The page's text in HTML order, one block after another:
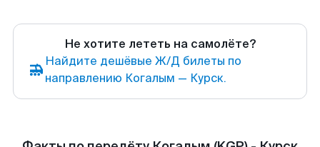
Не хотите лететь на самолёте?
Найдите дешёвые Ж/Д билеты по
направлению Когалым — Курск.